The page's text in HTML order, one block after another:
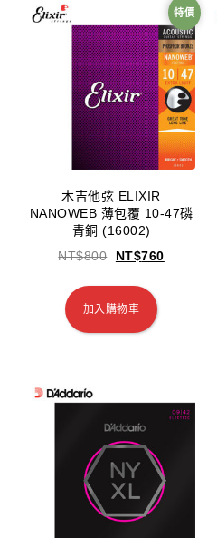
特價
木吉他弦 ELIXIR
NANOWEB 薄包覆 10-47磷
青銅 (16002)
NT$800 NT$760
加入購物車